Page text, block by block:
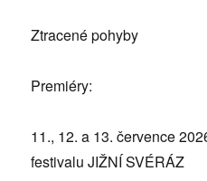
Ztracené pohyby
Premiéry:
11., 12. a 13. července
festivalu JIŽNÍ SVÉRÁZ